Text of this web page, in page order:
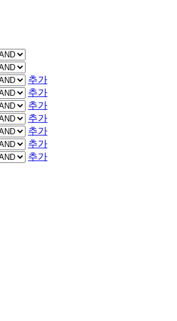
추가
추가
추가
추가
추가
추가
추가